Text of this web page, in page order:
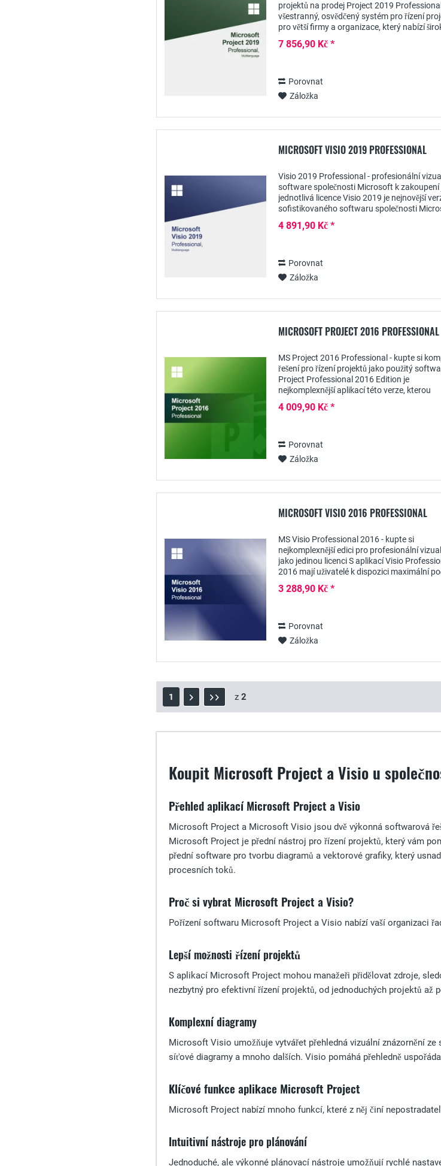
projektů na prodej Project 2019
všestranný, osvědčený systém pro řízení
pro větší firmy a organizace, který nabízí
7 856,90 Kč *
Porovnat
Záložka
MICROSOFT VISIO 2019 PROFESSIONAL
Visio 2019 Professional - profesionální
software společnosti Microsoft k zakoupení
jednotlivá licence Visio 2019 je nejnovější
sofistikovaného softwaru společnosti
4 891,90 Kč *
Porovnat
Záložka
MICROSOFT PROJECT 2016 PROFESSIONAL
MS Project 2016 Professional - kupte si
řešení pro řízení projektů jako použitý
Project Professional 2016 Edition je
nejkomplexnější aplikací této verze, kterou
nasazení,...
4 009,90 Kč *
Porovnat
Záložka
MICROSOFT VISIO 2016 PROFESSIONAL
MS Visio Professional 2016 - kupte si
nejkomplexnější edici pro profesionální
jako jedinou licenci S aplikací Visio
2016 mají uživatelé k dispozici maximální
3 288,90 Kč *
Porovnat
Záložka
1 z 2
Koupit Microsoft Project a Visio u
Přehled aplikací Microsoft Project a Visio
Microsoft Project a Microsoft Visio jsou dvě výkonná softwarová
Microsoft Project je přední nástroj pro řízení projektů, který vám
přední software pro tvorbu diagramů a vektorové grafiky, který
procesních toků.
Proč si vybrat Microsoft Project a Visio?
Pořízení softwaru Microsoft Project a Visio nabízí vaší organizaci
Lepší možnosti řízení projektů
S aplikací Microsoft Project mohou manažeři přidělovat zdroje,
nezbytný pro efektivní řízení projektů, od jednoduchých projektů až
Komplexní diagramy
Microsoft Visio umožňuje vytvářet přehledná vizuální znázornění
síťové diagramy a mnoho dalších. Visio pomáhá přehledně
Klíčové funkce aplikace Microsoft Project
Microsoft Project nabízí mnoho funkcí, které z něj činí
Intuitivní nástroje pro plánování
Jednoduché, ale výkonné plánovací nástroje umožňují rychlé